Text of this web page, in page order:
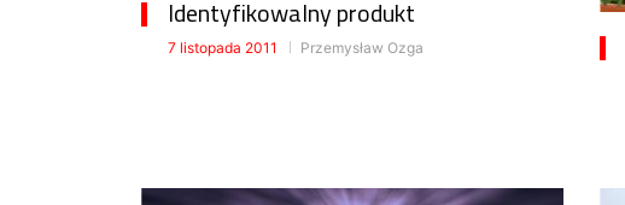
Identyfikowalny produkt
7 listopada 2011 Przemysław Ozga